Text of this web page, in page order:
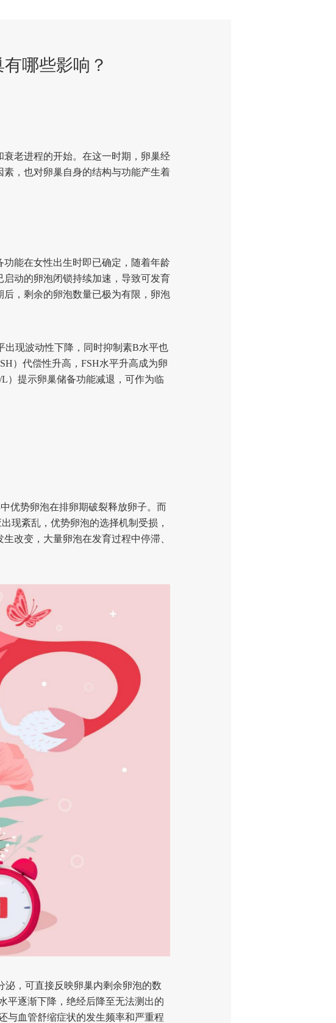
哪些影响？
老进程的开始。在这一时期，卵巢经
，也对卵巢自身的结构与功能产生着
能在女性出生时即已确定，随着年龄
动的卵泡闭锁持续加速，导致可发育
，剩余的卵泡数量已极为有限，卵泡
现波动性下降，同时抑制素B水平也
）代偿性升高，FSH水平升高成为卵
）提示卵巢储备功能减退，可作为临
优势卵泡在排卵期破裂释放卵子。而
现紊乱，优势卵泡的选择机制受损，
改变，大量卵泡在发育过程中停滞、
，可直接反映卵巢内剩余卵泡的数
平逐渐下降，绝经后降至无法测出的
与血管舒缩症状的发生频率和严重程